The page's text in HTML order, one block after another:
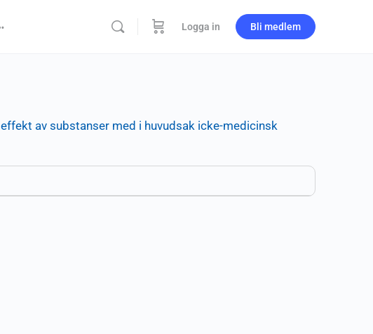
Logga in Bli medlem
av substanser med i huvudsak icke-medicinsk